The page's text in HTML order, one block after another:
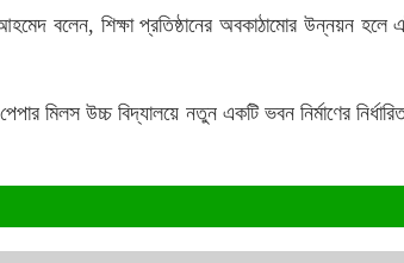
বলেন, শিক্ষা প্রতিষ্ঠানের অবকাঠামোর উন্নয়ন হলে
মিলস উচ্চ বিদ্যালয়ে নতুন একটি ভবন নির্মাণের